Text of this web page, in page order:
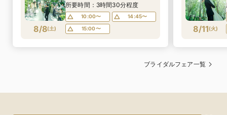
8/8(土)
所要時間：3時間30分程度
10:00〜
14:45〜
15:00〜
8/11(火)
ブライダルフェア一覧